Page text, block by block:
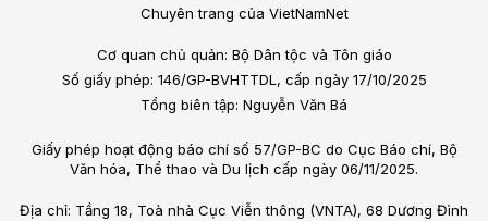
Chuyên trang của VietNamNet
Cơ quan chủ quản: Bộ Dân tộc và Tôn giáo
Số giấy phép: 146/GP-BVHTTDL, cấp ngày 17/10/2025
Tổng biên tập: Nguyễn Văn Bá
Giấy phép hoạt động báo chí số 57/GP-BC do Cục Báo chí, Bộ
Văn hóa, Thể thao và Du lịch cấp ngày 06/11/2025.
Địa chỉ: Tầng 18, Toà nhà Cục Viễn thông (VNTA), 68 Dương Đình